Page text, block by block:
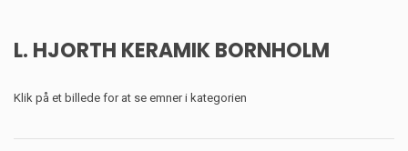
L. HJORTH KERAMIK BORNHOLM
Klik på et billede for at se emner i kategorien